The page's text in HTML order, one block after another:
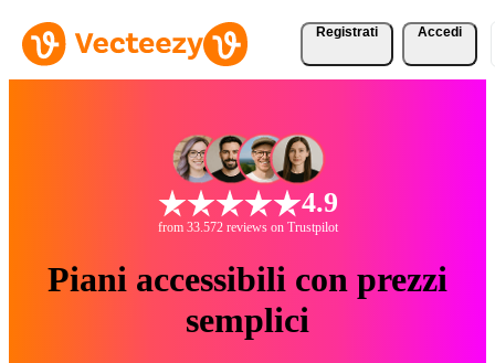
Registrati Accedi
4.9
from 33.572 reviews on Trustpilot
Piani accessibili con prezzi
semplici